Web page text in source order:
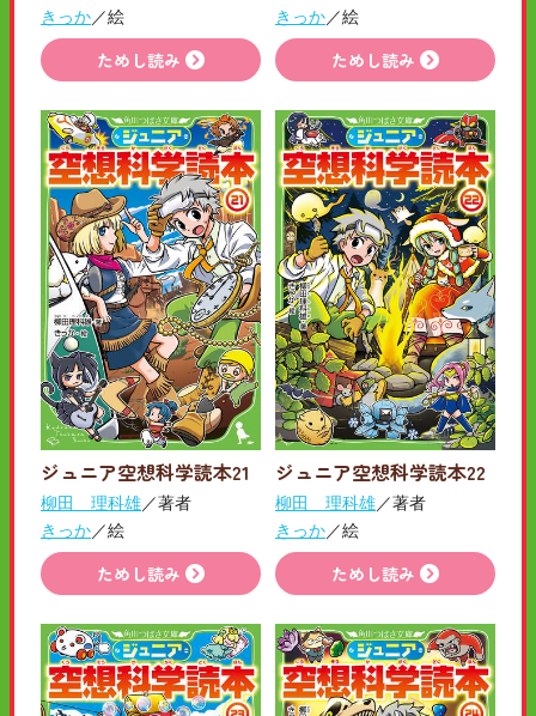
きっか／絵
ためし読み
きっか／絵
ためし読み
ジュニア空想科学読本21
柳田 理科雄／著者
きっか／絵
ためし読み
ジュニア空想科学読本22
柳田 理科雄／著者
きっか／絵
ためし読み